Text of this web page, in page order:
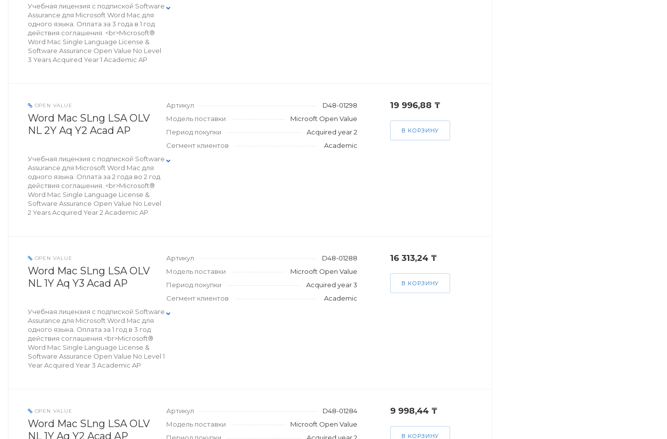
Учебная лицензия с подпиской Software
Assurance для Microsoft Word Mac для
одного языка. Оплата за 3 года в 1 год
действия соглашения. <br>Microsoft®
Word Mac Single Language License &
Software Assurance Open Value No Level
3 Years Acquired Year 1 Academic AP
OPEN VALUE
Word Mac SLng LSA OLV
NL 2Y Aq Y2 Acad AP
Учебная лицензия с подпиской Software
Assurance для Microsoft Word Mac для
одного языка. Оплата за 2 года во 2 год
действия соглашения. <br>Microsoft®
Word Mac Single Language License &
Software Assurance Open Value No Level
2 Years Acquired Year 2 Academic AP
Артикул
D48-01298
Модель поставки
Microoft Open Value
Период покупки
Acquired year 2
Сегмент клиентов
Academic
19 996,88 ₸
В КОРЗИНУ
OPEN VALUE
Word Mac SLng LSA OLV
NL 1Y Aq Y3 Acad AP
Учебная лицензия с подпиской Software
Assurance для Microsoft Word Mac для
одного языка. Оплата за 1 год в 3 год
действия соглашения.<br>Microsoft®
Word Mac Single Language License &
Software Assurance Open Value No Level 1
Year Acquired Year 3 Academic AP
Артикул
D48-01288
Модель поставки
Microoft Open Value
Период покупки
Acquired year 3
Сегмент клиентов
Academic
16 313,24 ₸
В КОРЗИНУ
OPEN VALUE
Word Mac SLng LSA OLV
NL 1Y Aq Y2 Acad AP
Артикул
D48-01284
Модель поставки
Microoft Open Value
9 998,44 ₸
В КОРЗИНУ